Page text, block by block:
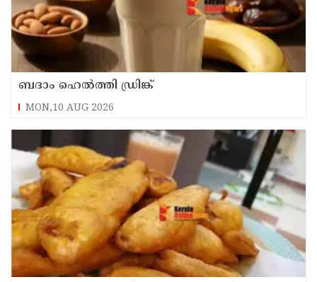
ബദാം ഹെൽത്തി ഡ്രിങ്ക്
MON,10 AUG 2026